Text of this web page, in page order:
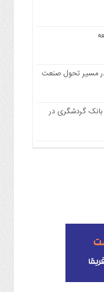
در مسیر تحول صنعت
بانک گردشگری در